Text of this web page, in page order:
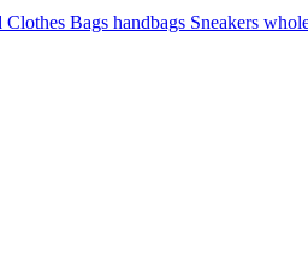
Bags handbags Sneakers